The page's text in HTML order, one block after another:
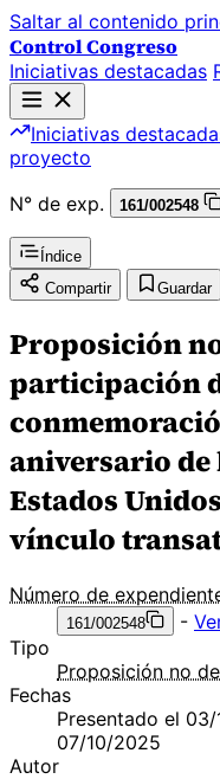
Saltar al contenido
Control Congreso
Iniciativas destacadas
Iniciativas
proyecto
N° de exp.
161/002548
Índice
Compartir
Guardar
Proposición
participación
aniversario de
Estados
vínculo
Número de
161/002548 -
Tipo
Proposición no
Fechas
Presentado el
07/10/2025
Autor